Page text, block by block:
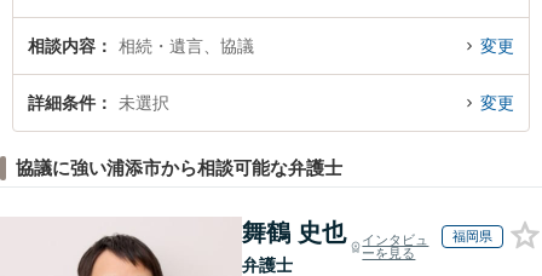
検索したい』『初回相談無料で遺産分割協議を法律相談できる浦添市内の弁護
士に相談予約したい』などでお困りの相談者さんにおすすめです。
相談内容 相続・遺言、協議 変更
詳細条件 未選択 変更
協議に強い浦添市から相談可能な弁護士
舞鶴 史也
弁護士
インタビュ
ーを見る
福岡県